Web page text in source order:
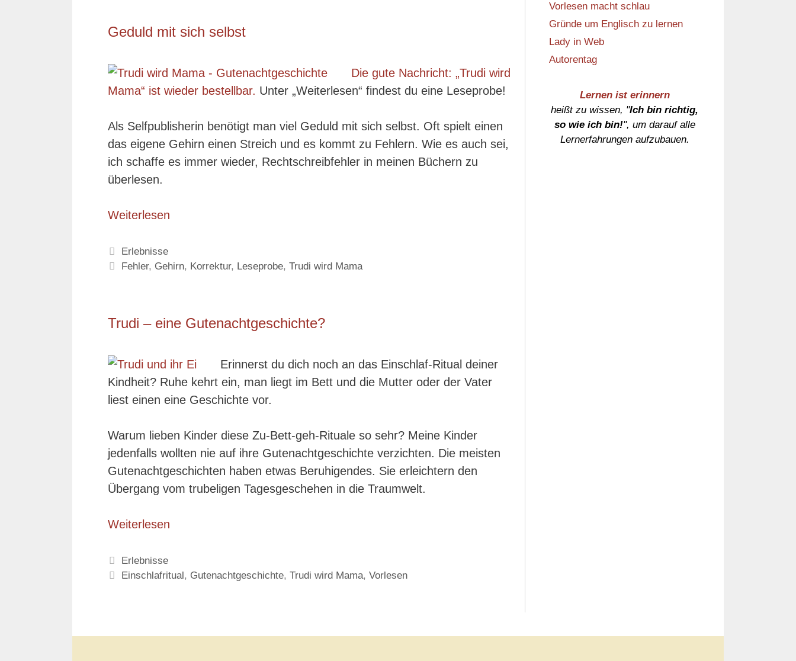
Geduld mit sich selbst
Die gute Nachricht: „Trudi wird
Mama“ ist wieder bestellbar. Unter „Weiterlesen“ findest du eine Leseprobe!
Als Selfpublisherin benötigt man viel Geduld mit sich selbst. Oft spielt einen
das eigene Gehirn einen Streich und es kommt zu Fehlern. Wie es auch sei,
ich schaffe es immer wieder, Rechtschreibfehler in meinen Büchern zu
überlesen.
Weiterlesen
Kategorien
Erlebnisse
Schlagwörter
Fehler, Gehirn, Korrektur, Leseprobe,Trudi wird Mama
Trudi – eine Gutenachtgeschichte?
Erinnerst du dich noch an das Einschlaf-Ritual deiner
Kindheit? Ruhe kehrt ein, man liegt im Bett und die Mutter oder der Vater
liest einen eine Geschichte vor.
Warum lieben Kinder diese Zu-Bett-geh-Rituale so sehr? Meine Kinder
jedenfalls wollten nie auf ihre Gutenachtgeschichte verzichten. Die meisten
Gutenachtgeschichten haben etwas Beruhigendes. Sie erleichtern den
Übergang vom trubeligen Tagesgeschehen in die Traumwelt.
Weiterlesen
Kategorien
Erlebnisse
Schlagwörter
Einschlafritual, Gutenachtgeschichte,Trudi wird Mama,Vorlesen
Vorlesen macht schlau
Gründe um Englisch zu lernen
Lady in Web
Autorentag
Lernen ist erinnern
heißt zu wissen, "Ich bin richtig,
so wie ich bin!", um darauf alle
Lernerfahrungen aufzubauen.